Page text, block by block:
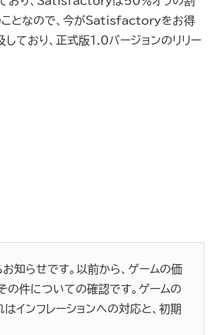
ことなので、今がSatisfactoryをお得
ており、正式版1.0バージョンのリリー
知らせです。以前から、ゲームの価
の件についての確認です。ゲームの
ンフレーションへの対応と、初期